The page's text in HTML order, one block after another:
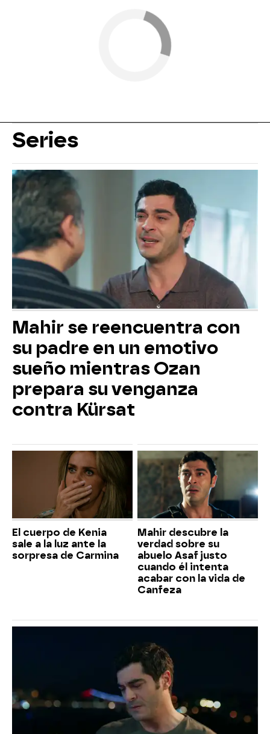
Series
Mahir se reencuentra con
su padre en un emotivo
sueño mientras Ozan
prepara su venganza
contra Kürsat
El cuerpo de Kenia
sale a la luz ante la
sorpresa de Carmina
Mahir descubre la
verdad sobre su
abuelo Asaf justo
cuando él intenta
acabar con la vida de
Canfeza